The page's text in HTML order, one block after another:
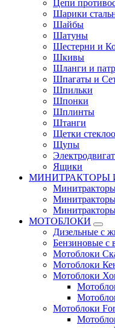
Цепи
Шарики
Шайбы
Шатуны
Шестерни и
Шкивы
Шланги и
Шпагаты и
Шпильки
Шпонки
Шплинты
Штанги
Щетки
Щупы
Ящики
МИНИТРАКТОРЫ
МОТОБЛОКИ
Дизельные с
Бензиновые с
Мотоблоки
Мотоблоки
Мотоблоки
Мотоблоки